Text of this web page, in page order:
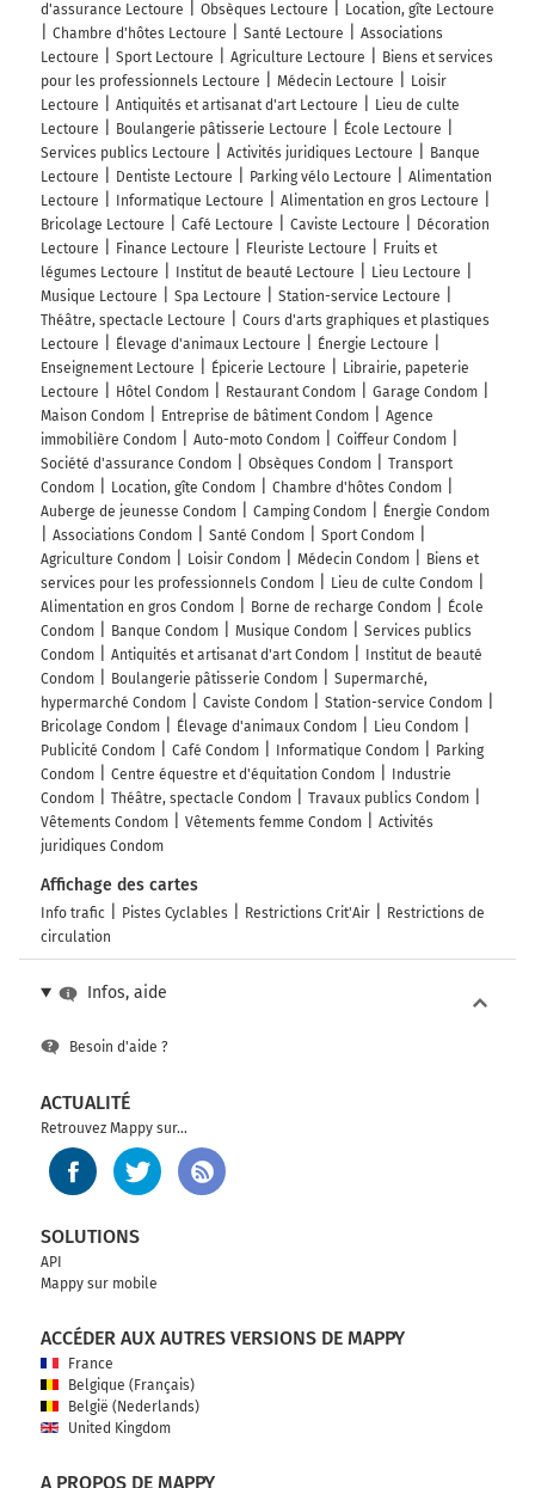
d'assurance Lectoure
Obsèques Lectoure
Location, gîte Lectoure
Chambre d'hôtes Lectoure
Santé Lectoure
Associations
Lectoure
Sport Lectoure Agriculture Lectoure
Biens et services
pour les professionnels Lectoure
Médecin Lectoure
Loisir
Lectoure
Antiquités et artisanat d'art Lectoure
Lieu de culte
Lectoure
Boulangerie pâtisserie Lectoure
École Lectoure
Services publics Lectoure
Activités juridiques Lectoure
Banque
Lectoure
Dentiste Lectoure Parking vélo Lectoure
Alimentation
Lectoure
Informatique Lectoure
Alimentation en gros Lectoure
Bricolage Lectoure
Café Lectoure Caviste Lectoure
Décoration
Lectoure
Finance Lectoure Fleuriste Lectoure
Fruits et
légumes Lectoure
Institut de beauté Lectoure
Lieu Lectoure
Musique Lectoure
Spa Lectoure
Station-service Lectoure
Théâtre, spectacle Lectoure
Cours d'arts graphiques et plastiques
Lectoure
Élevage d'animaux Lectoure
Énergie Lectoure
Enseignement Lectoure
Épicerie Lectoure
Librairie, papeterie
Lectoure
Hôtel Condom Restaurant Condom
Garage Condom
Maison Condom
Entreprise de bâtiment Condom
Agence
immobilière Condom
Auto-moto Condom
Coiffeur Condom
Société d'assurance Condom
Obsèques Condom
Transport
Condom
Location, gîte Condom
Chambre d'hôtes Condom
Auberge de jeunesse Condom
Camping Condom
Énergie Condom
Associations Condom
Santé Condom
Sport Condom
Agriculture Condom
Loisir Condom Médecin Condom
Biens et
services pour les professionnels Condom
Lieu de culte Condom
Alimentation en gros Condom
Borne de recharge Condom
École
Condom
Banque Condom Musique Condom
Services publics
Condom
Antiquités et artisanat d'art Condom
Institut de beauté
Condom
Boulangerie pâtisserie Condom
Supermarché,
hypermarché Condom
Caviste Condom
Station-service Condom
Bricolage Condom
Élevage d'animaux Condom
Lieu Condom
Publicité Condom
Café Condom Informatique Condom
Parking
Condom
Centre équestre et d'équitation Condom
Industrie
Condom
Théâtre, spectacle Condom
Travaux publics Condom
Vêtements Condom
Vêtements femme Condom
Activités
juridiques Condom
Affichage des cartes
Info trafic Pistes Cyclables Restrictions Crit'Air
Restrictions de
circulation
Infos, aide
Besoin d'aide ?
ACTUALITÉ
Retrouvez Mappy sur...
SOLUTIONS
API
Mappy sur mobile
ACCÉDER AUX AUTRES VERSIONS DE MAPPY
France
Belgique (Français)
België (Nederlands)
United Kingdom
A PROPOS DE MAPPY